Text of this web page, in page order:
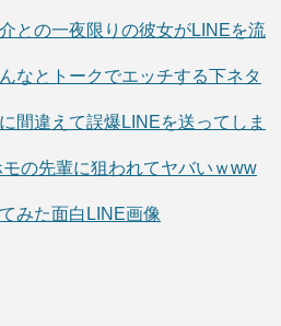
との一夜限りの彼女がLINEを流
なとトークでエッチする下ネタ
間違えて誤爆LINEを送ってしま
モの先輩に狙われてヤバいｗww
みた面白LINE画像